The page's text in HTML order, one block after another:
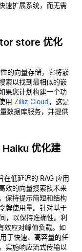
速扩展系统，而无需
store 优化
的向量存储，它将嵌
索以找到最相似的嵌
果您计划构建一个功
用 Zilliz Cloud，这是
数据库服务，并提供
优化建
低延迟的 RAG 应用
效的向量搜索技术来
保持提示简短和结构
牌使用量。针对基于
，以保持准确性。利
效应对峰值负载。如
于快速、高容量的任
实施响应流式传输以